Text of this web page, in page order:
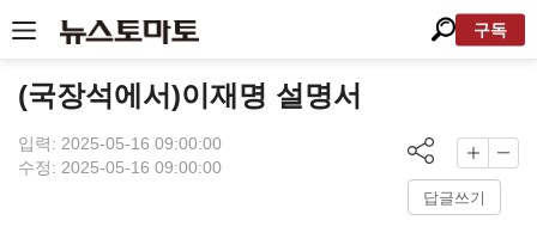
구독
(국장석에서)이재명 설명서
입력: 2025-05-16 09:00:00
수정: 2025-05-16 09:00:00
답글쓰기